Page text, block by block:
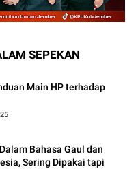
SEPEKAN
Main HP terhadap
Bahasa Gaul dan
Sering Dipakai tapi